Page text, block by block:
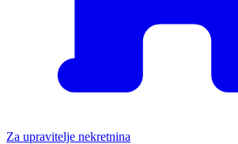
Za upravitelje nekretnina